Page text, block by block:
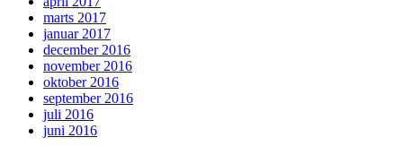
marts 2017
januar 2017
december 2016
november 2016
oktober 2016
september 2016
juli 2016
juni 2016